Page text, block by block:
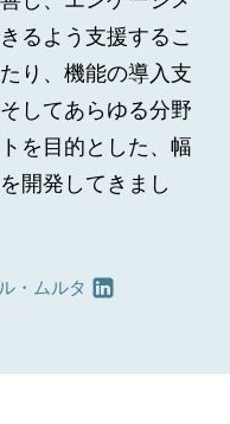
るよう支援するこ
り、機能の導入支
してあらゆる分野
を目的とした、幅
開発してきまし
・ムルタ